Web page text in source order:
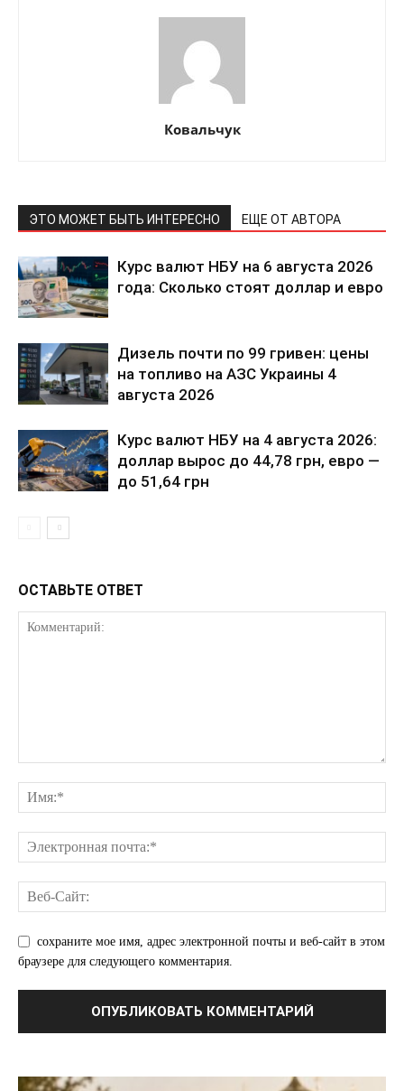
ПОДПИСАТЬСЯ СЕЙЧАС
О нас
Политика конфиденциальности
Отказ от ответственности
Мой аккаунт
Реклама
Ковальчук
ЭТО МОЖЕТ БЫТЬ ИНТЕРЕСНО ЕЩЕ ОТ АВТОРА
Курс валют НБУ на 6 августа 2026
года: Сколько стоят доллар и евро
Дизель почти по 99 гривен: цены
на топливо на АЗС Украины 4
августа 2026
Курс валют НБУ на 4 августа 2026:
доллар вырос до 44,78 грн, евро —
до 51,64 грн
ОСТАВЬТЕ ОТВЕТ
сохраните мое имя, адрес электронной почты и веб-сайт в этом
браузере для следующего комментария.